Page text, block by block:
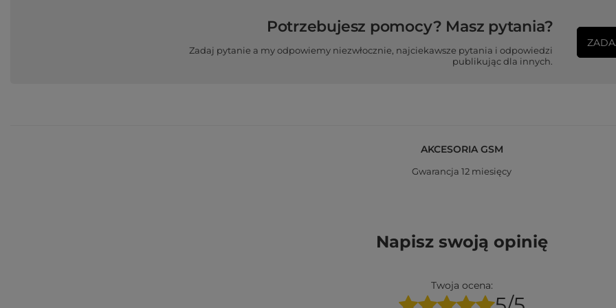
Potrzebujesz pomocy? Masz pytania?
Zadaj pytanie a my odpowiemy niezwłocznie, najciekawsze pytania i odpowiedzi
publikując dla innych.
AKCESORIA GSM
Gwarancja 12 miesięcy
Napisz swoją opinię
Twoja ocena: